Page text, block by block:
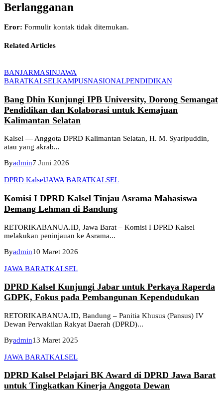
Berlangganan
Eror: Formulir kontak tidak ditemukan.
Related Articles
BANJARMASINJAWA
BARATKALSELKAMPUSNASIONALPENDIDIKAN
Bang Dhin Kunjungi IPB University, Dorong Semangat
Pendidikan dan Kolaborasi untuk Kemajuan
Kalimantan Selatan
Kalsel — Anggota DPRD Kalimantan Selatan, H. M. Syaripuddin,
atau yang akrab...
Byadmin7 Juni 2026
DPRD KalselJAWA BARATKALSEL
Komisi I DPRD Kalsel Tinjau Asrama Mahasiswa
Demang Lehman di Bandung
RETORIKABANUA.ID, Jawa Barat – Komisi I DPRD Kalsel
melakukan peninjauan ke Asrama...
Byadmin10 Maret 2026
JAWA BARATKALSEL
DPRD Kalsel Kunjungi Jabar untuk Perkaya Raperda
GDPK, Fokus pada Pembangunan Kependudukan
RETORIKABANUA.ID, Bandung – Panitia Khusus (Pansus) IV
Dewan Perwakilan Rakyat Daerah (DPRD)...
Byadmin13 Maret 2025
JAWA BARATKALSEL
DPRD Kalsel Pelajari BK Award di DPRD Jawa Barat
untuk Tingkatkan Kinerja Anggota Dewan